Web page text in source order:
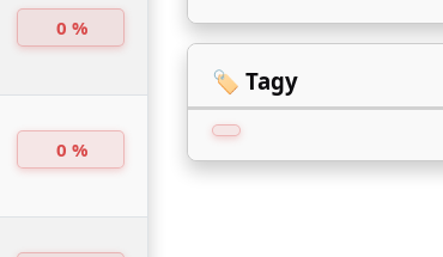
0 %
0 %
🏷️ Tagy